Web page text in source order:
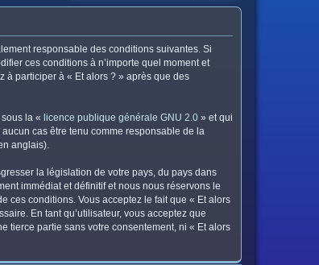
responsable des conditions suivantes. Si
ces conditions à n’importe quel moment et
à participer à « Et alors ? » après que des
la « licence publique générale GNU 2.0 » et qui
cas être tenu comme responsable de la
anglais).
la législation de votre pays, du pays dans
immédiat et définitif et nous nous réservons le
ces conditions. Vous acceptez le fait que « Et alors
En tant qu’utilisateur, vous acceptez que
tierce partie sans votre consentement, ni « Et alors